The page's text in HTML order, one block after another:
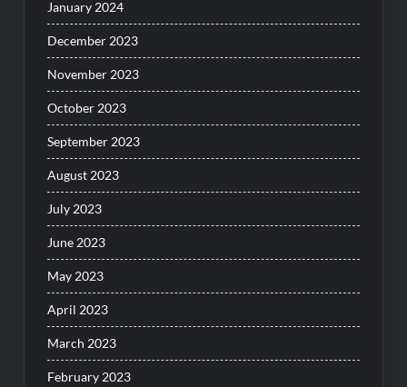
January 2024
December 2023
November 2023
October 2023
September 2023
August 2023
July 2023
June 2023
May 2023
April 2023
March 2023
February 2023